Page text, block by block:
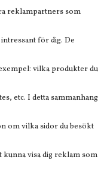
reklampartners som
för dig. De
vilka produkter du
etc. I detta sammanhang
om vilka sidor du besökt
visa dig reklam som